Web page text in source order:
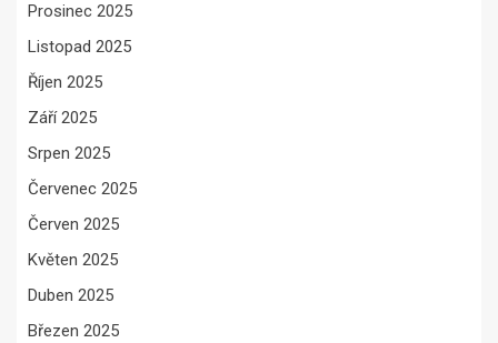
Prosinec 2025
Listopad 2025
Říjen 2025
Září 2025
Srpen 2025
Červenec 2025
Červen 2025
Květen 2025
Duben 2025
Březen 2025